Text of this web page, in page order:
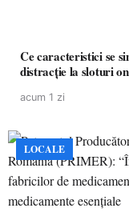
Ce caracteristici se
distracție la sloturi
acum 1 zi
LOCALE